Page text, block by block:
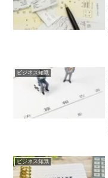
ビジネス知識
ビジネス知識